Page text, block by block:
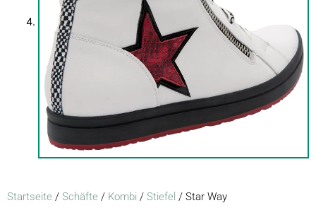
Startseite / Schäfte / Kombi / Stiefel / Star Way